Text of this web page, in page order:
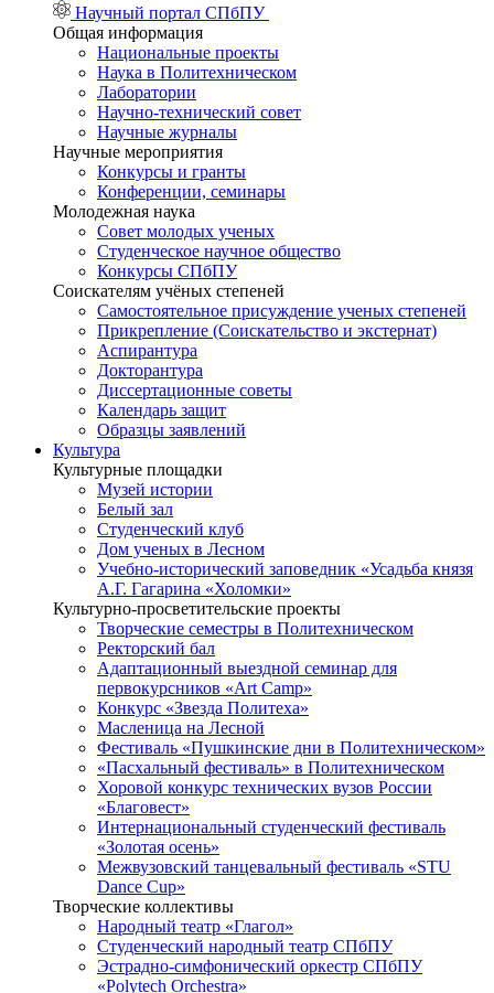
Научный портал СПбПУ
Общая информация
Национальные проекты
Наука в Политехническом
Лаборатории
Научно-технический совет
Научные журналы
Научные мероприятия
Конкурсы и гранты
Конференции, семинары
Молодежная наука
Совет молодых ученых
Студенческое научное общество
Конкурсы СПбПУ
Соискателям учёных степеней
Самостоятельное присуждение ученых степеней
Прикрепление (Соискательство и экстернат)
Аспирантура
Докторантура
Диссертационные советы
Календарь защит
Образцы заявлений
Культура
Культурные площадки
Музей истории
Белый зал
Студенческий клуб
Дом ученых в Лесном
Учебно-исторический заповедник «Усадьба князя
А.Г. Гагарина «Холомки»
Культурно-просветительские проекты
Творческие семестры в Политехническом
Ректорский бал
Адаптационный выездной семинар для
первокурсников «Art Camp»
Конкурс «Звезда Политеха»
Масленица на Лесной
Фестиваль «Пушкинские дни в Политехническом»
«Пасхальный фестиваль» в Политехническом
Хоровой конкурс технических вузов России
«Благовест»
Интернациональный студенческий фестиваль
«Золотая осень»
Межвузовский танцевальный фестиваль «STU
Dance Cup»
Творческие коллективы
Народный театр «Глагол»
Студенческий народный театр СПбПУ
Эстрадно-симфонический оркестр СПбПУ
«Polytech Orchestra»